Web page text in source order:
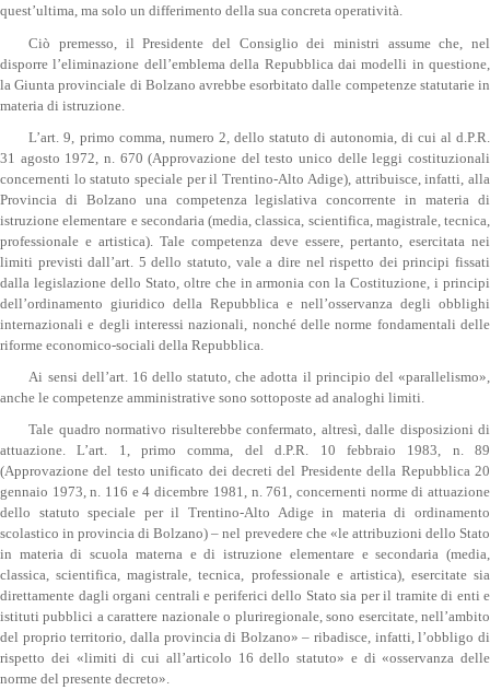
quest’ultima, ma solo un differimento della sua concreta operatività.
Ciò premesso, il Presidente del Consiglio dei ministri assume che, nel
disporre l’eliminazione dell’emblema della Repubblica dai modelli in questione,
la Giunta provinciale di Bolzano avrebbe esorbitato dalle competenze statutarie in
materia di istruzione.
L’art. 9, primo comma, numero 2, dello statuto di autonomia, di cui al d.P.R.
31 agosto 1972, n. 670 (Approvazione del testo unico delle leggi costituzionali
concernenti lo statuto speciale per il Trentino-Alto Adige), attribuisce, infatti, alla
Provincia di Bolzano una competenza legislativa concorrente in materia di
istruzione elementare e secondaria (media, classica, scientifica, magistrale, tecnica,
professionale e artistica). Tale competenza deve essere, pertanto, esercitata nei
limiti previsti dall’art. 5 dello statuto, vale a dire nel rispetto dei principi fissati
dalla legislazione dello Stato, oltre che in armonia con la Costituzione, i principi
dell’ordinamento giuridico della Repubblica e nell’osservanza degli obblighi
internazionali e degli interessi nazionali, nonché delle norme fondamentali delle
riforme economico-sociali della Repubblica.
Ai sensi dell’art. 16 dello statuto, che adotta il principio del «parallelismo»,
anche le competenze amministrative sono sottoposte ad analoghi limiti.
Tale quadro normativo risulterebbe confermato, altresì, dalle disposizioni di
attuazione. L’art. 1, primo comma, del d.P.R. 10 febbraio 1983, n. 89
(Approvazione del testo unificato dei decreti del Presidente della Repubblica 20
gennaio 1973, n. 116 e 4 dicembre 1981, n. 761, concernenti norme di attuazione
dello statuto speciale per il Trentino-Alto Adige in materia di ordinamento
scolastico in provincia di Bolzano) – nel prevedere che «le attribuzioni dello Stato
in materia di scuola materna e di istruzione elementare e secondaria (media,
classica, scientifica, magistrale, tecnica, professionale e artistica), esercitate sia
direttamente dagli organi centrali e periferici dello Stato sia per il tramite di enti e
istituti pubblici a carattere nazionale o pluriregionale, sono esercitate, nell’ambito
del proprio territorio, dalla provincia di Bolzano» – ribadisce, infatti, l’obbligo di
rispetto dei «limiti di cui all’articolo 16 dello statuto» e di «osservanza delle
norme del presente decreto».